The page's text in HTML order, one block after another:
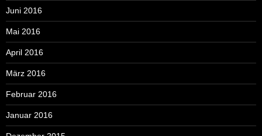
Juni 2016
Mai 2016
April 2016
März 2016
Februar 2016
Januar 2016